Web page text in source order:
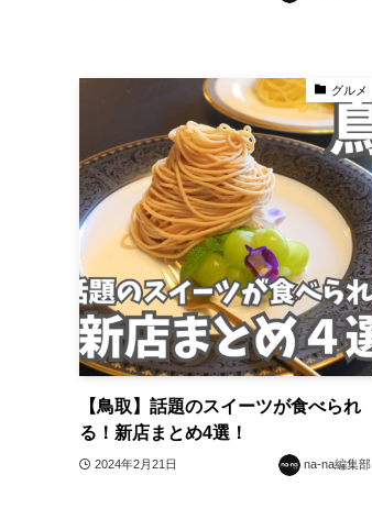
グルメ
【鳥取】話題のスイーツが食べられ
る！新店まとめ4選！
2024年2月21日 na-na編集部